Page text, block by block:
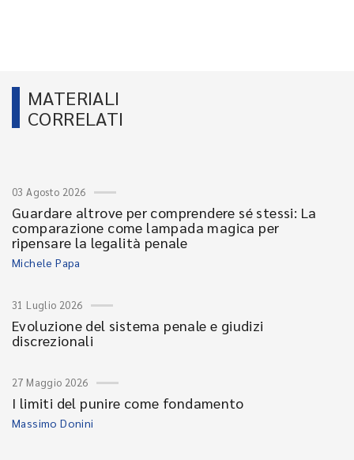
MATERIALI
CORRELATI
03 Agosto 2026
Guardare altrove per comprendere sé stessi: La
comparazione come lampada magica per
ripensare la legalità penale
Michele Papa
31 Luglio 2026
Evoluzione del sistema penale e giudizi
discrezionali
27 Maggio 2026
I limiti del punire come fondamento
Massimo Donini